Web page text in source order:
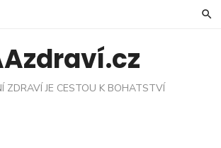
ZDRAVÍ JE CESTOU K BOHATSTVÍ